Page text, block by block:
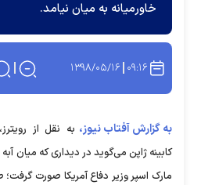
خاورمیانه به میان نیامد.
۰۹:۱۶ ۱۳۹۸/۰۵/۱۶
به گزارش آفتاب نیوز، به نقل از
کابینه ژاپن می‌گوید در دیداری که میان
مارک اسپر وزیر دفاع آمریکا صورت گرفت؛